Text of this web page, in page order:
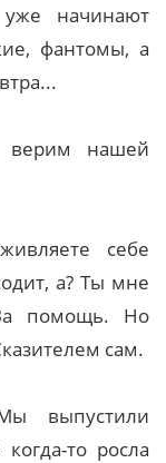
начинают
фантомы, а
нашей
себе
а? Ты мне
помощь. Но
сам.
выпустили
то росла